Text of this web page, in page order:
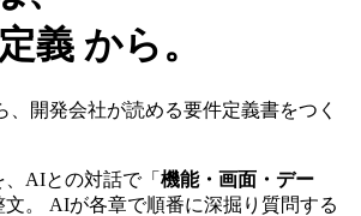
義 から。
開発会社が読める要件定義書をつく
、AIとの対話で「 機能・画面・デー
文。 AIが各章で順番に深掘り質問する